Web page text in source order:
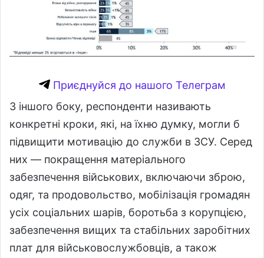
Приєднуйся до нашого Телеграм
З іншого боку, респонденти називають
конкретні кроки, які, на їхню думку, могли б
підвищити мотивацію до служби в ЗСУ. Серед
них — покращення матеріального
забезпечення військових, включаючи зброю,
одяг, та продовольство, мобілізація громадян
усіх соціальних шарів, боротьба з корупцією,
забезпечення вищих та стабільних заробітних
плат для військовослужбовців, а також